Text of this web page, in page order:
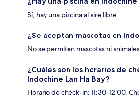
Sí, hay una piscina al aire libre.
¿Se aceptan mascotas en
No se permiten mascotas ni
¿Cuáles son los horarios de
Indochine Lan Ha Bay?
Horario de check-in: 11:30-12:00.